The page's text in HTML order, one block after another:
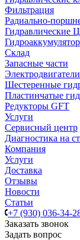
Фильтрация
Радиально-
Гидравлические
Склад
Запасные части
Электродвигатели
Шестеренные
Пластинчатые
Редукторы GFT
Услуги
Сервисный центр
Диагностика на
Компания
Услуги
Доставка
Отзывы
Новости
Статьи
+7 (930) 036-34-
Заказать звонок
Задать вопрос